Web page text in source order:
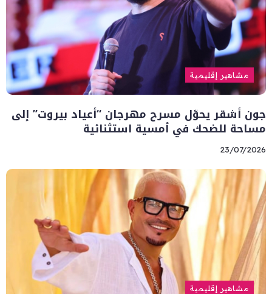
مشاهير إقليمية
جون أشقر يحوّل مسرح مهرجان “أعياد بيروت” إلى
مساحة للضحك في أمسية استثنائية
23/07/2026
مشاهير إقليمية